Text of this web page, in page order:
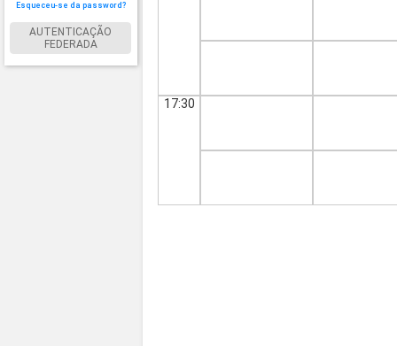
Esqueceu-se da password?
AUTENTICAÇÃO
FEDERADA
17:30